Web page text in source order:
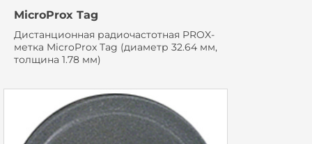
MicroProx Tag
Дистанционная радиочастотная PROX-
метка MicroProx Tag (диаметр 32.64 мм,
толщина 1.78 мм)